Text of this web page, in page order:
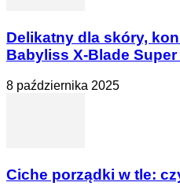
Delikatny dla skóry,
Babyliss X-Blade Super
8 października 2025
Ciche porządki w tle: